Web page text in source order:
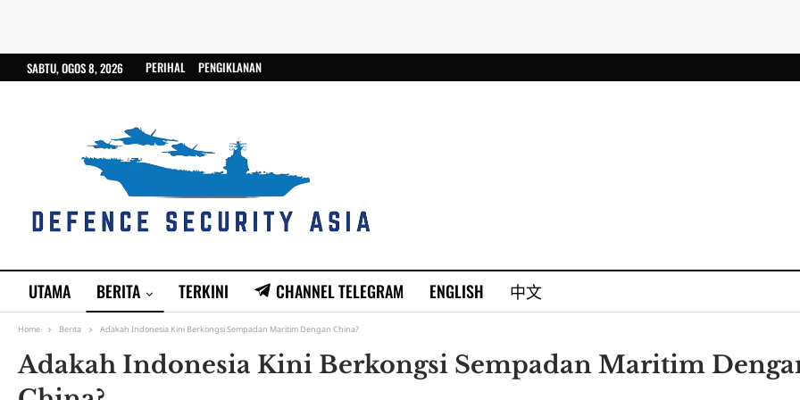
SABTU, OGOS 8, 2026 PERIHAL PENGIKLANAN
UTAMA BERITA TERKINI CHANNEL TELEGRAM ENGLISH 中文
Home Berita Adakah Indonesia Kini Berkongsi Sempadan Maritim Dengan China?
Adakah Indonesia Kini Berkongsi Sempadan Maritim